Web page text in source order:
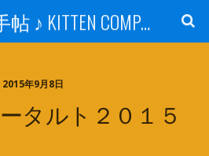
はなうた手帖 ♪ KITTEN COMPANY
2015年9月8日
タルト２０１５